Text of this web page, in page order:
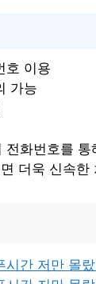
호 이용
가능
화번호를
더욱 신속한
간 저만 몰